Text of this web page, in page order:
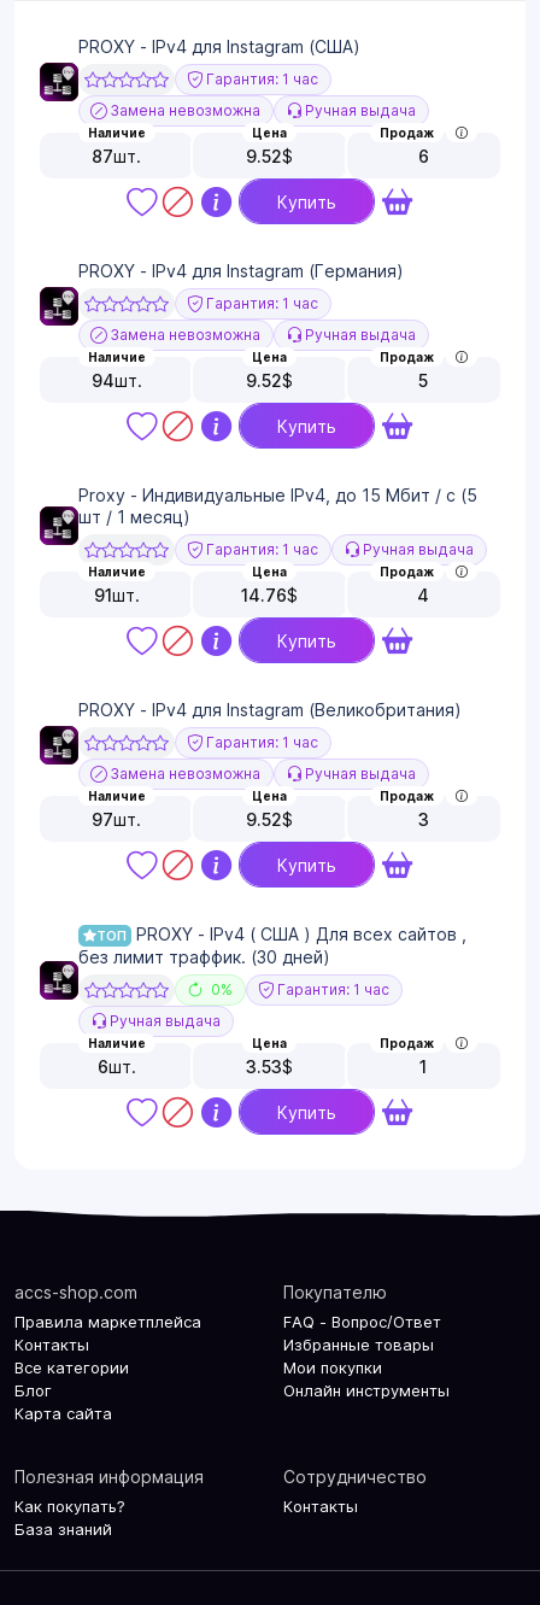
PROXY - IPv4 для Instagram (США)
Гарантия: 1 час
Замена невозможна
Ручная выдача
Наличие
87шт.
Цена
9.52$
Продаж
6
Купить
PROXY - IPv4 для Instagram (Германия)
Гарантия: 1 час
Замена невозможна
Ручная выдача
Наличие
94шт.
Цена
9.52$
Продаж
5
Купить
Proxy - Индивидуальные IPv4, до 15 Мбит / с (5
шт / 1 месяц)
Гарантия: 1 час Ручная выдача
Наличие
91шт.
Цена
14.76$
Продаж
4
Купить
PROXY - IPv4 для Instagram (Великобритания)
Гарантия: 1 час
Замена невозможна
Ручная выдача
Наличие
97шт.
Цена
9.52$
Продаж
3
Купить
ТОП
PROXY - IPv4 ( США ) Для всех сайтов ,
без лимит траффик. (30 дней)
0%
Гарантия: 1 час
Ручная выдача
Наличие
6шт.
Цена
3.53$
Продаж
1
Купить
accs-shop.com
Правила маркетплейса
Контакты
Все категории
Блог
Карта сайта
Покупателю
FAQ - Вопрос/Ответ
Избранные товары
Мои покупки
Онлайн инструменты
Полезная информация
Как покупать?
База знаний
Сотрудничество
Контакты